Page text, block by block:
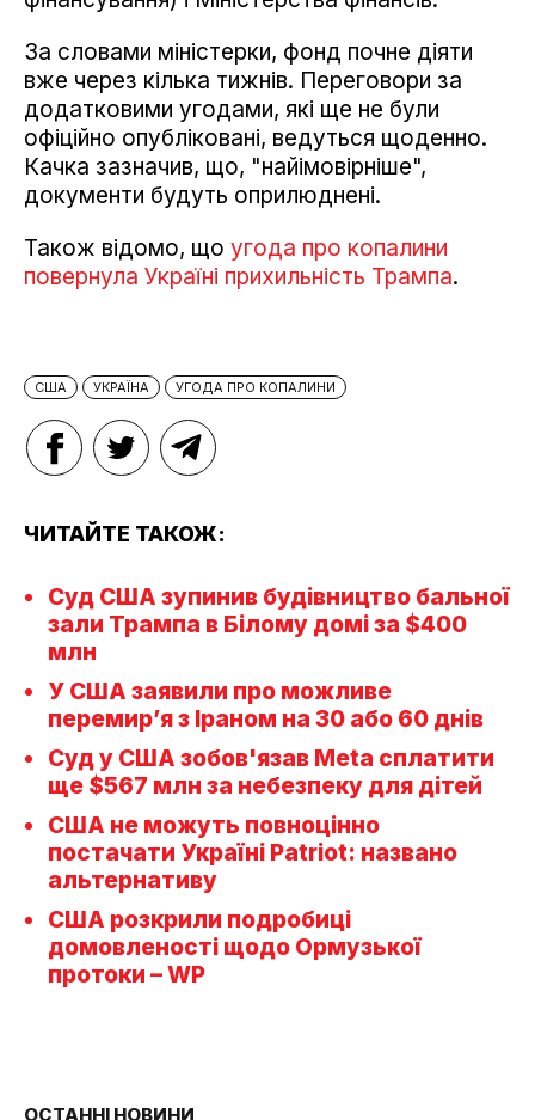
За словами міністерки, фонд почне діяти
вже через кілька тижнів. Переговори за
додатковими угодами, які ще не були
офіційно опубліковані, ведуться щоденно.
Качка зазначив, що, "найімовірніше",
документи будуть оприлюднені.
Також відомо, що угода про копалини
повернула Україні прихильність Трампа.
США УКРАЇНА УГОДА ПРО КОПАЛИНИ
ЧИТАЙТЕ ТАКОЖ:
Суд США зупинив будівництво бальної
зали Трампа в Білому домі за $400
млн
У США заявили про можливе
перемир’я з Іраном на 30 або 60 днів
Суд у США зобов'язав Meta сплатити
ще $567 млн за небезпеку для дітей
США не можуть повноцінно
постачати Україні Patriot: названо
альтернативу
США розкрили подробиці
домовленості щодо Ормузької
протоки – WP
ОСТАННІ НОВИНИ